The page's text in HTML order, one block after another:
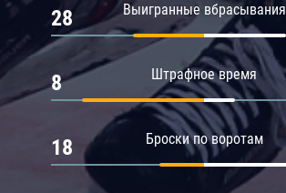
Выигранные вбрасывания
28
Штрафное время
8
Броски по воротам
18